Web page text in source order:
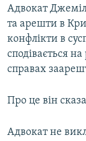
Усі сайти
Адвокат
та арешти в
конфлікти в
сподівається
справах
Про це він
Адвокат не